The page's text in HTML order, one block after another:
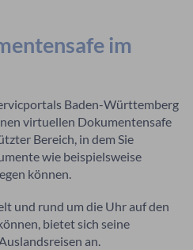
im
Baden-Württemberg
virtuellen Dokumentensafe
Bereich, in dem Sie
wie beispielsweise
können.
und rund um die Uhr auf den
bietet sich seine
an.